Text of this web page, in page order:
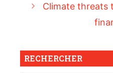
Climate threats
RECHERCHER